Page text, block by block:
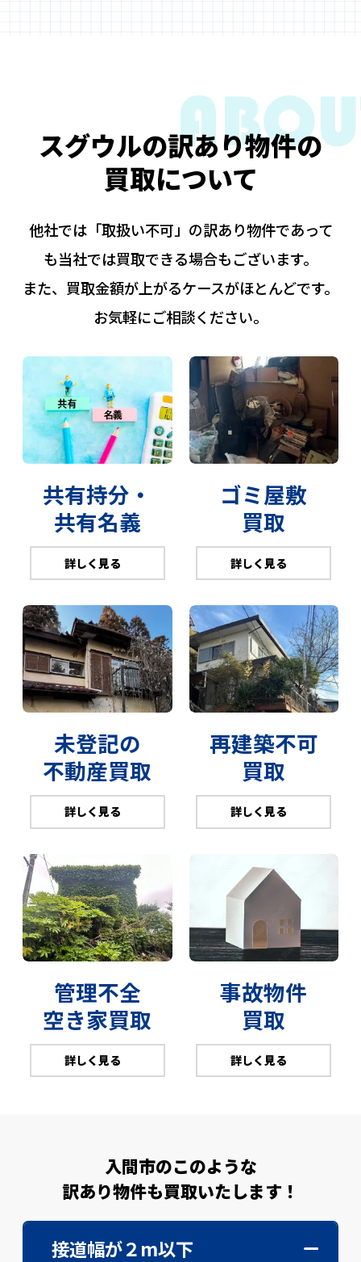
スグウルの訳あり物件の
買取について
他社では「取扱い不可」の訳あり物件であって
も当社では買取できる場合もございます。
また、買取金額が上がるケースがほとんどです。
お気軽にご相談ください。
共有持分・
共有名義
詳しく見る
ゴミ屋敷
買取
詳しく見る
未登記の
不動産買取
詳しく見る
再建築不可
買取
詳しく見る
管理不全
空き家買取
詳しく見る
事故物件
買取
詳しく見る
入間市のこのような
訳あり物件も買取いたします！
接道幅が２m以下